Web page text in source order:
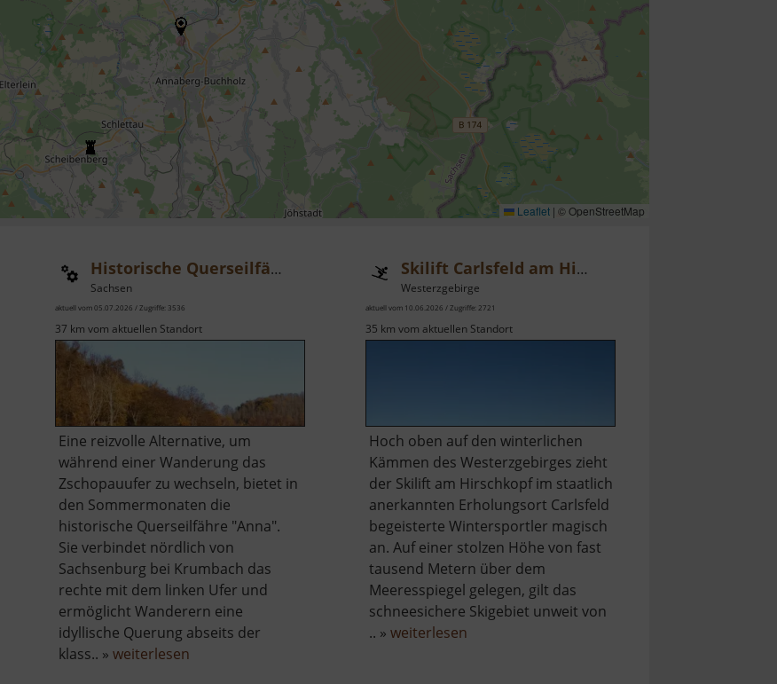
Leaflet | © OpenStreetMap
Technisches
Historische Querseilfähre Anna
Sachsen
aktuell vom 05.07.2026 / Zugriffe: 3536
37 km vom aktuellen Standort
Eine reizvolle Alternative, um
während einer Wanderung das
Zschopauufer zu wechseln, bietet in
den Sommermonaten die
historische Querseilfähre "Anna".
Sie verbindet nördlich von
Sachsenburg bei Krumbach das
rechte mit dem linken Ufer und
ermöglicht Wanderern eine
idyllische Querung abseits der
klass.. »weiterlesen
Skilift Carlsfeld am Hirschkopf
Westerzgebirge
aktuell vom 10.06.2026 / Zugriffe: 2721
35 km vom aktuellen Standort
Hoch oben auf den winterlichen
Kämmen des Westerzgebirges zieht
der Skilift am Hirschkopf im staatlich
anerkannten Erholungsort Carlsfeld
begeisterte Wintersportler magisch
an. Auf einer stolzen Höhe von fast
tausend Metern über dem
Meeresspiegel gelegen, gilt das
schneesichere Skigebiet unweit von
.. » weiterlesenüber